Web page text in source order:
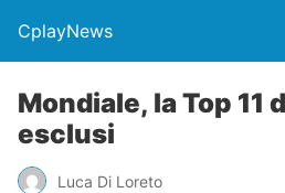
CplayNews
Mondiale, la Top 11
esclusi
Luca Di Loreto